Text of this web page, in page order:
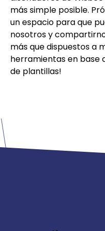
más simple posible.
un espacio para que
nosotros y
más que dispuestos a
herramientas en base
de plantillas!